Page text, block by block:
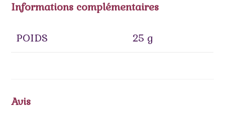
Informations complémentaires
POIDS 25 g
Avis